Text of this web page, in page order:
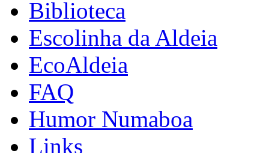
Biblioteca
Escolinha da Aldeia
EcoAldeia
FAQ
Humor Numaboa
Links